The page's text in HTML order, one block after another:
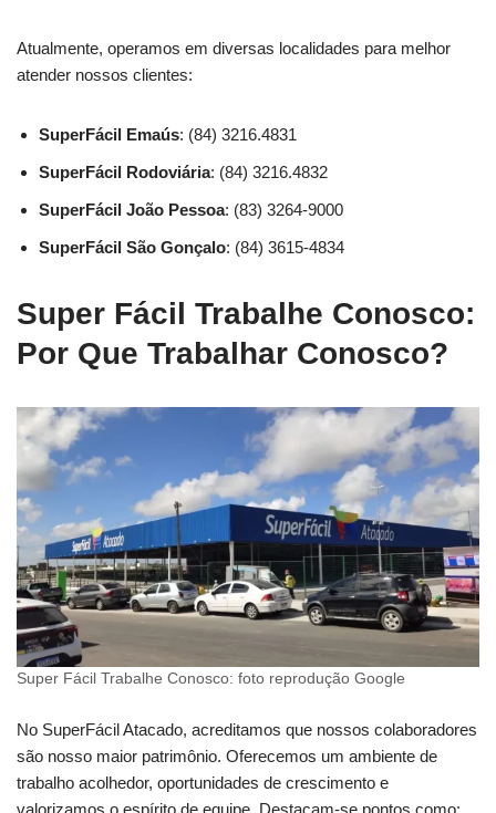
Atualmente, operamos em diversas localidades para melhor
atender nossos clientes:
SuperFácil Emaús: (84) 3216.4831
SuperFácil Rodoviária: (84) 3216.4832
SuperFácil João Pessoa: (83) 3264-9000
SuperFácil São Gonçalo: (84) 3615-4834
Super Fácil Trabalhe Conosco:
Por Que Trabalhar Conosco?
Super Fácil Trabalhe Conosco: foto reprodução Google
No SuperFácil Atacado, acreditamos que nossos colaboradores
são nosso maior patrimônio. Oferecemos um ambiente de
trabalho acolhedor, oportunidades de crescimento e
valorizamos o espírito de equipe. Destacam-se pontos como: